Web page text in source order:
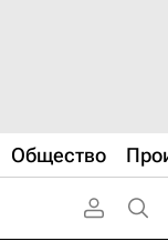
Общество